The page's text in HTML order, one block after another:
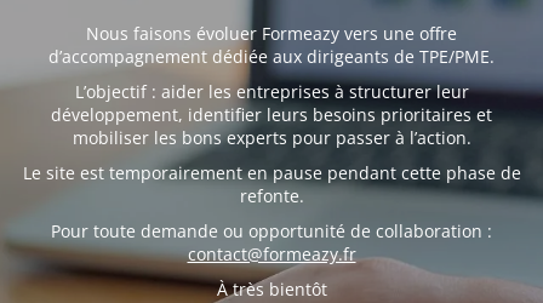
Nous faisons évoluer Formeazy vers une offre
d’accompagnement dédiée aux dirigeants de TPE/PME.
L’objectif : aider les entreprises à structurer leur
développement, identifier leurs besoins prioritaires et
mobiliser les bons experts pour passer à l’action.
Le site est temporairement en pause pendant cette phase de
refonte.
Pour toute demande ou opportunité de collaboration :
contact@formeazy.fr
À très bientôt